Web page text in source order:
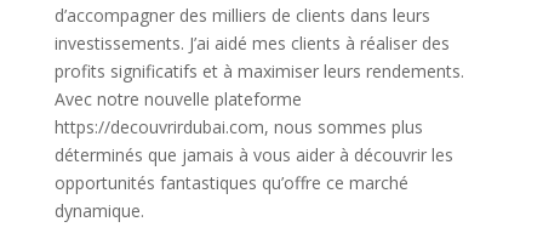
d’accompagner des milliers de clients dans leurs
investissements. J’ai aidé mes clients à réaliser des
profits significatifs et à maximiser leurs rendements.
Avec notre nouvelle plateforme
https://decouvrirdubai.com, nous sommes plus
déterminés que jamais à vous aider à découvrir les
opportunités fantastiques qu’offre ce marché
dynamique.